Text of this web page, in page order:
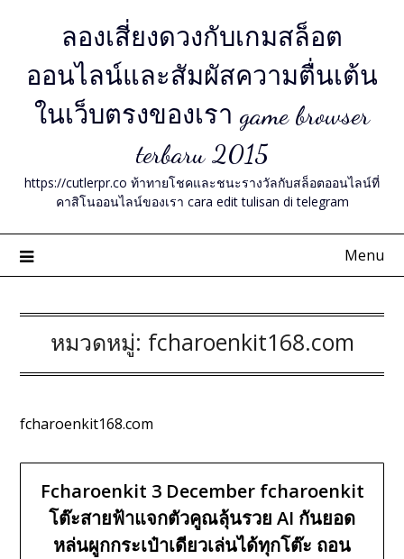
ลองเสี่ยงดวงกับเกมสล็อต
ออนไลน์และสัมผัสความตื่นเต้น
ในเว็บตรงของเรา game browser
terbaru 2015
https://cutlerpr.co ท้าทายโชคและชนะรางวัลกับสล็อตออนไลน์ที่
คาสิโนออนไลน์ของเรา cara edit tulisan di telegram
Menu
หมวดหมู่: fcharoenkit168.com
fcharoenkit168.com
Fcharoenkit 3 December fcharoenkit
โต๊ะสายฟ้าแจกตัวคูณลุ้นรวย AI กันยอด
หล่นผูกกระเป๋าเดียวเล่นได้ทุกโต๊ะ ถอน